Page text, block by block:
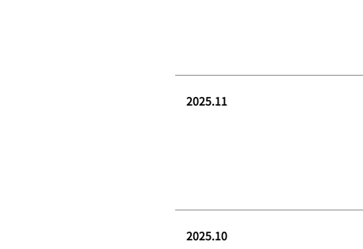
2025.11
2025.10